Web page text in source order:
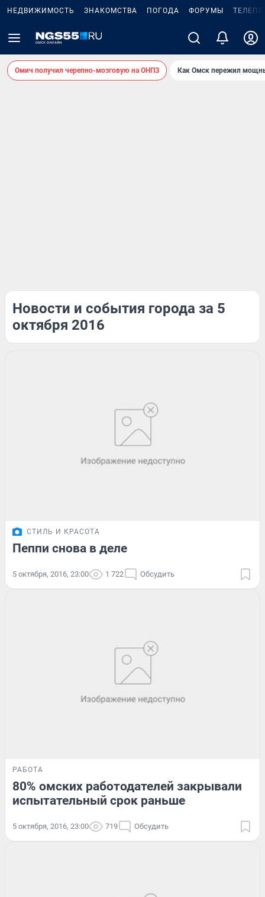
НЕДВИЖИМОСТЬ ЗНАКОМСТВА ПОГОДА ФОРУМЫ
Омич получил черепно-мозговую на ОНПЗ Как Омск пережил
Новости и события города за 5
октября 2016
СТИЛЬ И КРАСОТА
Пеппи снова в деле
5 октября, 2016, 23:00 1 722 Обсудить
РАБОТА
80% омских работодателей закрывали
испытательный срок раньше
5 октября, 2016, 23:00 719 Обсудить